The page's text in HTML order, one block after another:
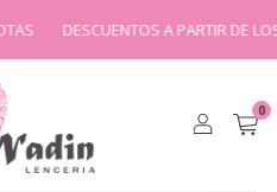
DESCUENTOS A PARTIR DE LOS
0